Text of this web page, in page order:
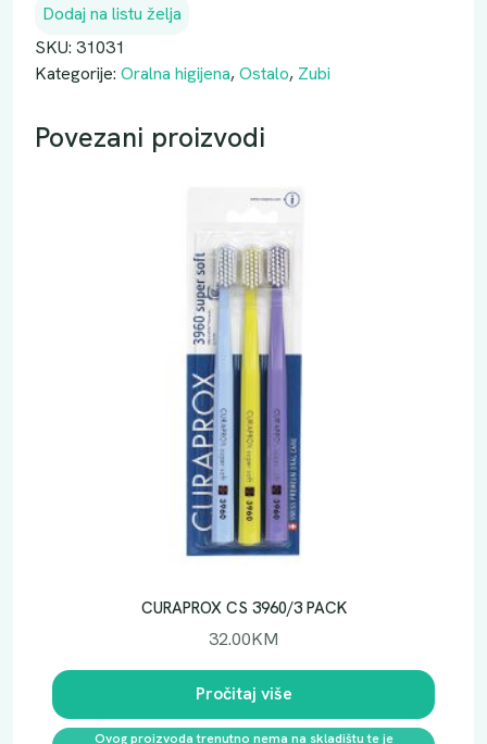
Dodaj na listu želja
SKU: 31031
Kategorije: Oralna higijena,Ostalo, Zubi
Povezani proizvodi
CURAPROX CS 3960/3 PACK
32.00KM
Pročitaj više
Ovog proizvoda trenutno nema na skladištu te je